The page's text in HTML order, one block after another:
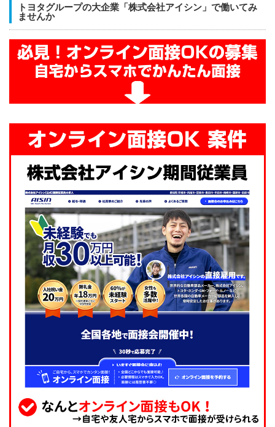
トヨタグループの大企業「株式会社アイシン」で働いてみ
ませんか